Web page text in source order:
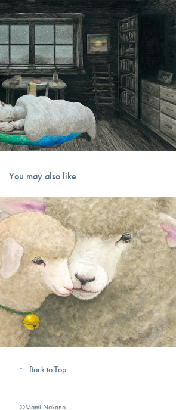
You may also like
2026
こひつじのくびかざり
↑ Back to Top
©︎Mami Nakano